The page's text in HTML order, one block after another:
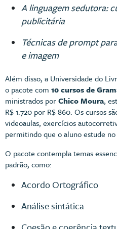
A linguagem sedutora:
publicitária
Técnicas de prompt
e imagem
Além disso, a Universidade do
o pacote com 10 cursos de
ministrados porChico Moura,
R$ 1.720 por R$ 860. Os cursos
videoaulas, exercícios
permitindo que o aluno estude
O pacote contempla temas
padrão, como:
Acordo Ortográfico
Análise sintática